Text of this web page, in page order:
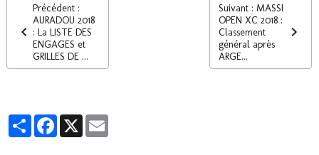
Précédent :
AURADOU 2018
: La LISTE DES
ENGAGES et
GRILLES DE ...
Suivant : MASSI
OPEN XC 2018 :
Classement
général après
ARGE...
PartagerFacebook
X